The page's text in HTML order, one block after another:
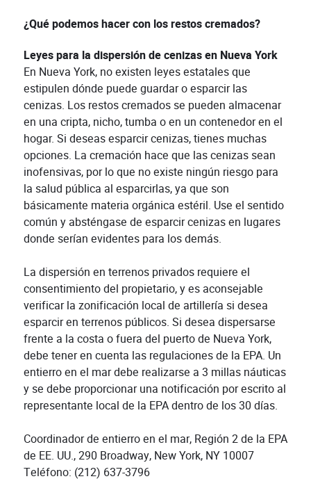
¿Qué podemos hacer con los restos cremados?
Leyes para la dispersión de cenizas en Nueva York
En Nueva York, no existen leyes estatales que
estipulen dónde puede guardar o esparcir las
cenizas. Los restos cremados se pueden almacenar
en una cripta, nicho, tumba o en un contenedor en el
hogar. Si deseas esparcir cenizas, tienes muchas
opciones. La cremación hace que las cenizas sean
inofensivas, por lo que no existe ningún riesgo para
la salud pública al esparcirlas, ya que son
básicamente materia orgánica estéril. Use el sentido
común y absténgase de esparcir cenizas en lugares
donde serían evidentes para los demás.
La dispersión en terrenos privados requiere el
consentimiento del propietario, y es aconsejable
verificar la zonificación local de artillería si desea
esparcir en terrenos públicos. Si desea dispersarse
frente a la costa o fuera del puerto de Nueva York,
debe tener en cuenta las regulaciones de la EPA. Un
entierro en el mar debe realizarse a 3 millas náuticas
y se debe proporcionar una notificación por escrito al
representante local de la EPA dentro de los 30 días.
Coordinador de entierro en el mar, Región 2 de la EPA
de EE. UU., 290 Broadway, New York, NY 10007
Teléfono: (212) 637-3796